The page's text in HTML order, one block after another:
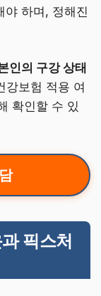
야 하며, 정해진
인의 구강 상태
강보험 적용 여
확인할 수 있
픽스처